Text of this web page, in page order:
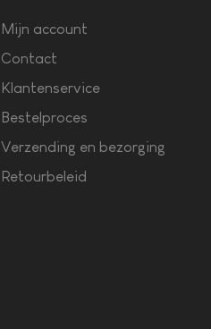
Mijn account
Contact
Klantenservice
Bestelproces
Verzending en bezorging
Retourbeleid